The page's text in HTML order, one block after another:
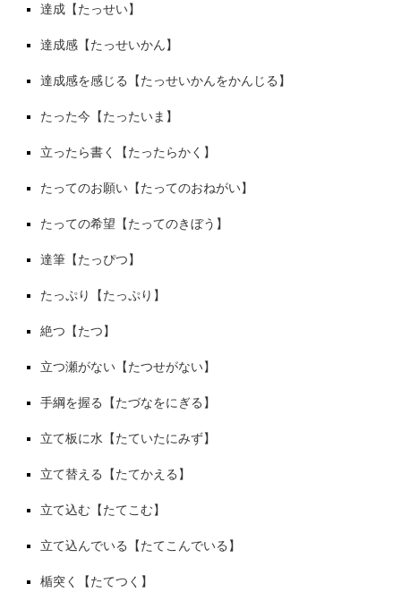
達成【たっせい】
達成感【たっせいかん】
達成感を感じる【たっせいかんをかんじる】
たった今【たったいま】
立ったら書く【たったらかく】
たってのお願い【たってのおねがい】
たっての希望【たってのきぼう】
達筆【たっぴつ】
たっぷり【たっぷり】
絶つ【たつ】
立つ瀬がない【たつせがない】
手綱を握る【たづなをにぎる】
立て板に水【たていたにみず】
立て替える【たてかえる】
立て込む【たてこむ】
立て込んでいる【たてこんでいる】
楯突く【たてつく】